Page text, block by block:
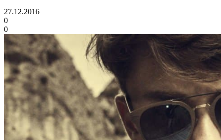
27.12.2016
0
0